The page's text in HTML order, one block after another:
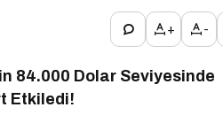
+ -
84.000 Dolar Seviyesinde
Etkiledi!